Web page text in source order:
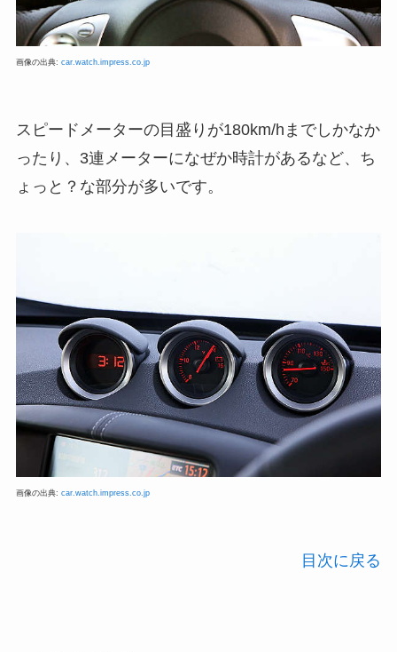
画像の出典: car.watch.impress.co.jp
スピードメーターの目盛りが180km/hまでしかなか
ったり、3連メーターになぜか時計があるなど、ち
ょっと？な部分が多いです。
画像の出典: car.watch.impress.co.jp
目次に戻る